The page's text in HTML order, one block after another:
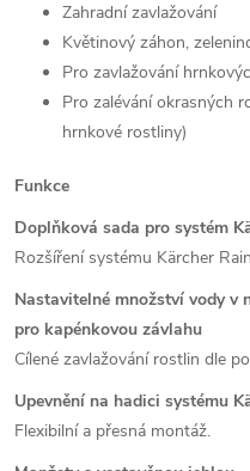
Zahradní zavlažování
Květinový záhon,
Pro zavlažování
Pro zalévání okrasných
hrnkové rostliny)
Funkce
Doplňková sada pro systém
Rozšíření systému Kärcher
Nastavitelné množství vody v
pro kapénkovou závlahu
Cílené zavlažování rostlin dle
Upevnění na hadici systému
Flexibilní a přesná montáž.